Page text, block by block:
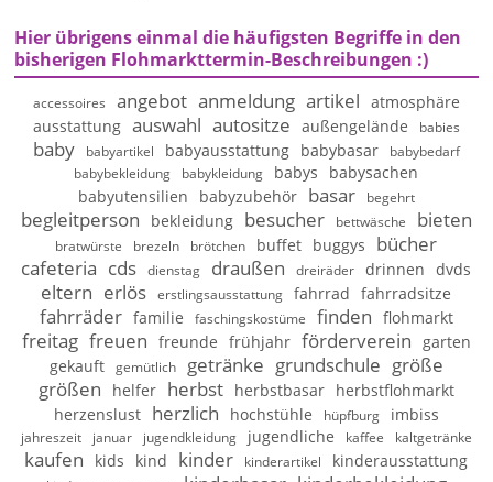
Hier übrigens einmal die häufigsten Begriffe in den
bisherigen Flohmarkttermin-Beschreibungen :)
accessoires angebot anmeldung artikel atmosphäre
ausstattung auswahl autositze außengelände babies
baby babyartikel babyausstattung babybasar
babybedarf
babybekleidung
babykleidung babys
babysachen
babyutensilien
babyzubehör basar begehrt
begleitperson bekleidung besucher bettwäsche bieten
bratwürste brezeln brötchen buffet buggys
bücher
cafeteria cds dienstag draußen dreiräder drinnen dvds
eltern erlös erstlingsausstattung fahrrad fahrradsitze
fahrräder familie faschingskostüme finden flohmarkt
freitag freuen freunde frühjahr förderverein garten
gekauft
gemütlich getränke grundschule größe
größen
helfer herbst herbstbasar herbstflohmarkt
herzenslust herzlich hochstühle hüpfburg imbiss
jahreszeit januar jugendkleidung jugendliche kaffee kaltgetränke
kaufen kids kind kinder kinderartikel kinderausstattung